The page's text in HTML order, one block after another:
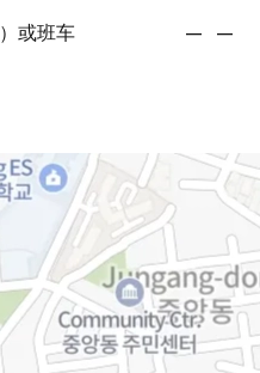
）或班车 — —